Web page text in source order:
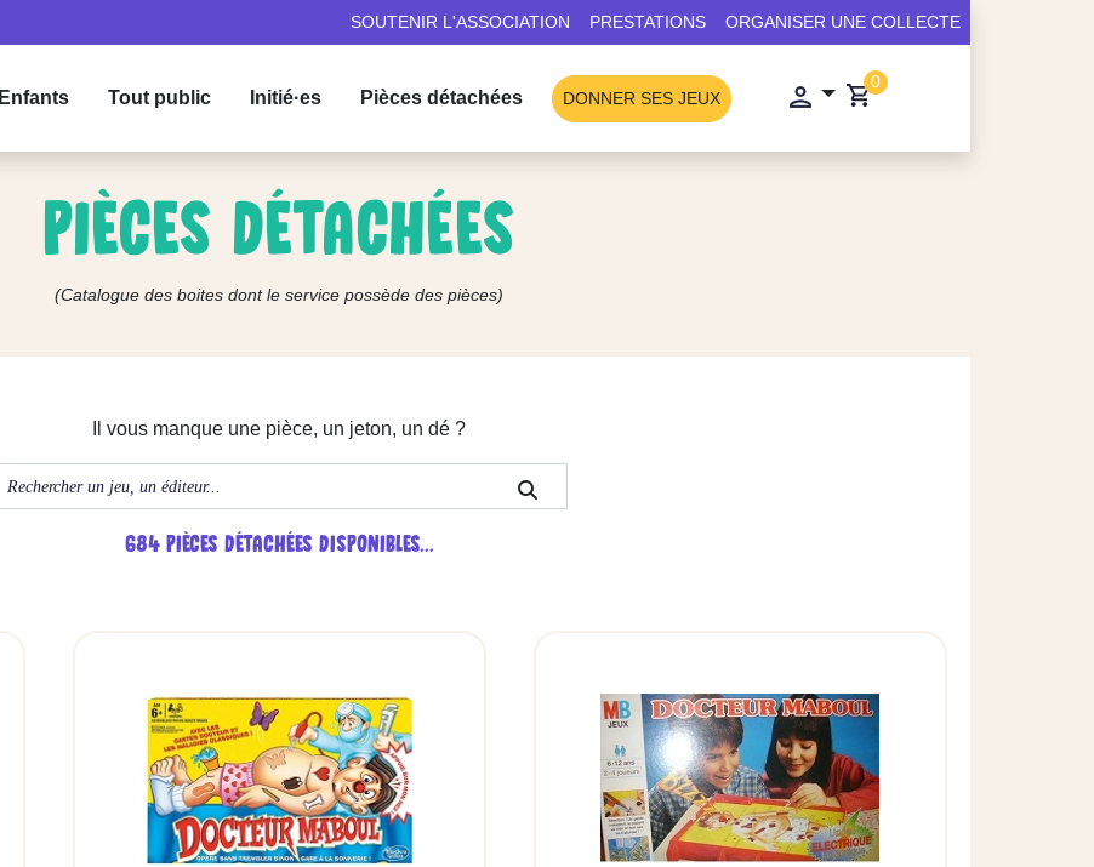
0
Enfants Tout public Initié·es Pièces détachées DONNER SES JEUX
SOUTENIR L'ASSOCIATION PRESTATIONS ORGANISER UNE COLLECTE
PIÈCES DÉTACHÉES
(Catalogue des boites dont le service possède des pièces)
Il vous manque une pièce, un jeton, un dé ?
684PIÈCES DÉTACHÉES DISPONIBLES...